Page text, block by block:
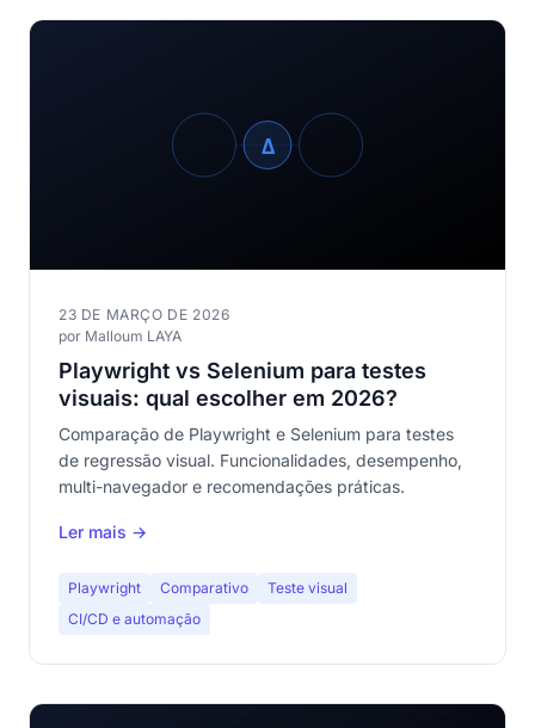
23 DE MARÇO DE 2026
por Malloum LAYA
Playwright vs Selenium para testes
visuais: qual escolher em 2026?
Comparação de Playwright e Selenium para testes
de regressão visual. Funcionalidades, desempenho,
multi-navegador e recomendações práticas.
Ler mais →
Playwright Comparativo
Teste visual
CI/CD e automação